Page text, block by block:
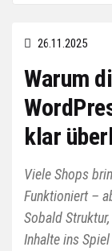
26.11.2025
Warum
klar
Viele Shops
Funktioniert –
Sobald
Inhalte ins